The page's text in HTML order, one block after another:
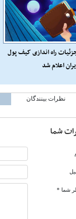
راه اندازی کیف پول
اعلام شد
نظرات بینندگان
شما
شما *